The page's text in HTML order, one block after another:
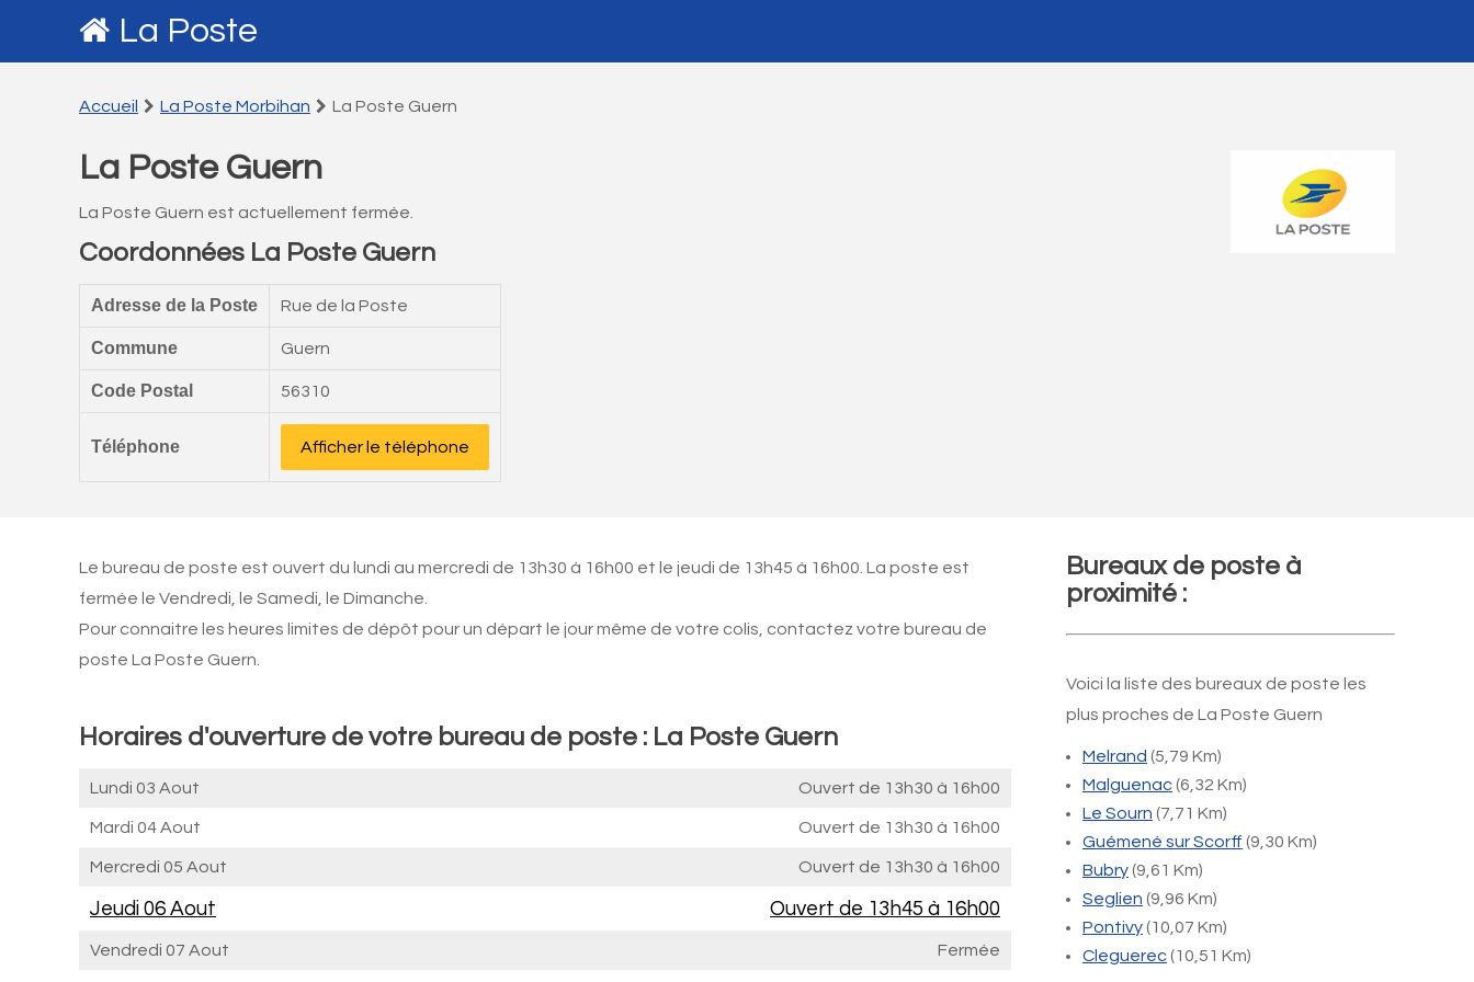
La Poste
Accueil La Poste Morbihan La Poste Guern
La Poste Guern
La Poste Guern est actuellement fermée.
Coordonnées La Poste Guern
Adresse de la Poste Rue de la Poste
Commune Guern
Code Postal 56310
Téléphone Afficher le téléphone
Le bureau de poste est ouvert du lundi au mercredi de 13h30 à 16h00 et le jeudi de 13h45 à 16h00. La poste est
fermée le Vendredi, le Samedi, le Dimanche.
Pour connaitre les heures limites de dépôt pour un départ le jour même de votre colis, contactez votre bureau de
poste La Poste Guern.
Horaires d'ouverture de votre bureau de poste : La Poste Guern
Lundi 03 Aout Ouvert de 13h30 à 16h00
Mardi 04 Aout Ouvert de 13h30 à 16h00
Mercredi 05 Aout Ouvert de 13h30 à 16h00
Jeudi 06 Aout Ouvert de 13h45 à 16h00
Vendredi 07 Aout Fermée
Bureaux de poste à
proximité :
Voici la liste des bureaux de poste les
plus proches de La Poste Guern
Melrand (5,79 Km)
Malguenac(6,32 Km)
Le Sourn (7,71 Km)
Guémené sur Scorff (9,30 Km)
Bubry(9,61 Km)
Seglien (9,96 Km)
Pontivy(10,07 Km)
Cleguerec(10,51 Km)